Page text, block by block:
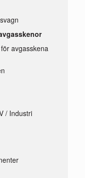
avgasskena
/ Industri